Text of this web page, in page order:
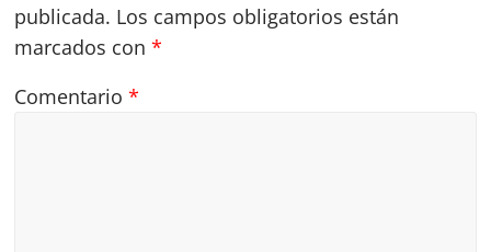
publicada. Los campos obligatorios están
marcados con*
Comentario*